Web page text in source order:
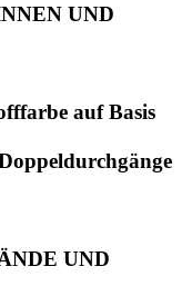
UND
auf Basis
UND